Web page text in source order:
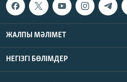
ЖАЛПЫ МӘЛІМЕТ
НЕГІЗГІ БӨЛІМДЕР